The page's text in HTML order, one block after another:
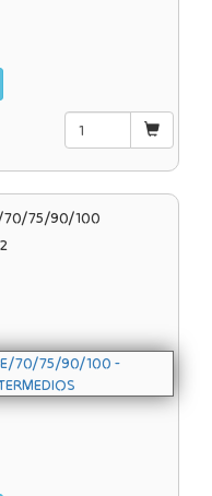
75/90/100